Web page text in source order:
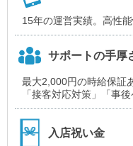
15年の運営実績。高性
サポートの手厚
最大2,000円の時給保証
「接客対応対策」「事
入店祝い金